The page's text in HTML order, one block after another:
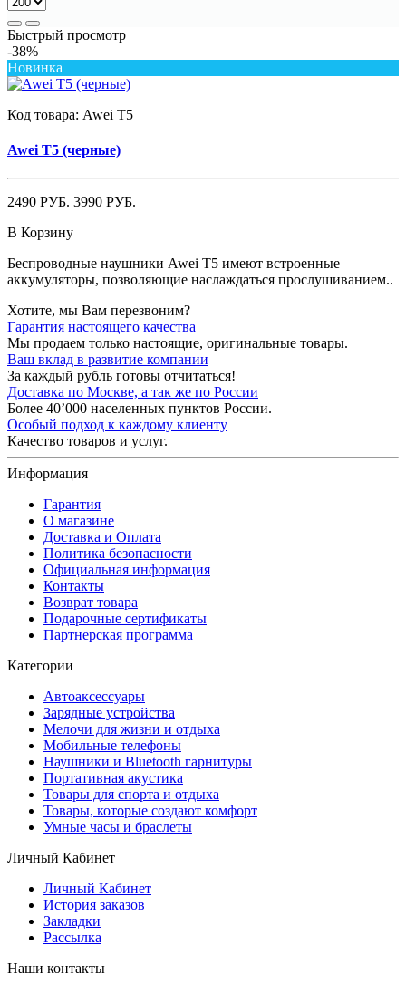
Быстрый просмотр
-38%
Новинка
Код товара: Awei T5
Awei T5 (черные)
2490 РУБ. 3990 РУБ.
В Корзину
Беспроводные наушники Awei T5 имеют встроенные
аккумуляторы, позволяющие наслаждаться прослушиванием..
Хотите, мы Вам перезвоним?
Гарантия настоящего качества
Мы продаем только настоящие, оригинальные товары.
Ваш вклад в развитие компании
За каждый рубль готовы отчитаться!
Доставка по Москве, а так же по России
Более 40’000 населенных пунктов России.
Особый подход к каждому клиенту
Качество товаров и услуг.
Информация
Гарантия
О магазине
Доставка и Оплата
Политика безопасности
Официальная информация
Контакты
Возврат товара
Подарочные сертификаты
Партнерская программа
Категории
Автоаксессуары
Зарядные устройства
Мелочи для жизни и отдыха
Мобильные телефоны
Наушники и Bluetooth гарнитуры
Портативная акустика
Товары для спорта и отдыха
Товары, которые создают комфорт
Умные часы и браслеты
Личный Кабинет
Личный Кабинет
История заказов
Закладки
Рассылка
Наши контакты